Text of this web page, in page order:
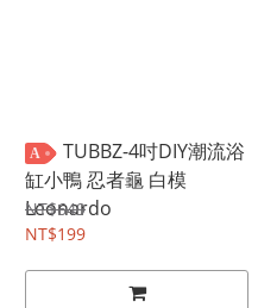
A
TUBBZ-4吋DIY潮流浴
缸小鴨 忍者龜 白模
Leonardo
NT$649
NT$199